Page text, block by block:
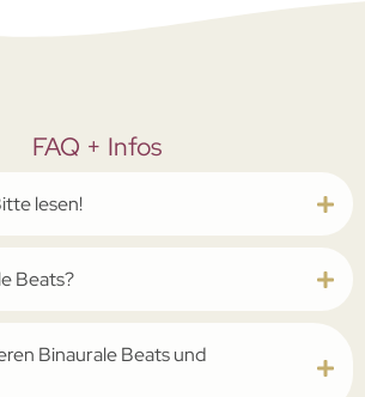
FAQ + Infos
lesen!
Beats?
Binaurale Beats und